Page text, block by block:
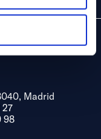
Madrid
27
98